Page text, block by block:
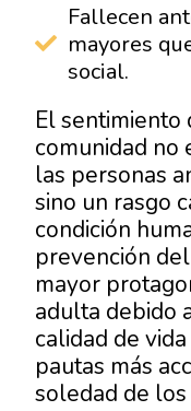
Fallecen
mayores
social.
El sentimiento
comunidad no
las personas
sino un rasgo
condición
prevención
mayor
adulta debido
calidad de
pautas más
soledad de